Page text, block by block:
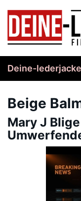
content
Deine-
Beige
Mary J